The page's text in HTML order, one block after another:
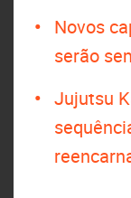
Novos
serão
Jujutsu